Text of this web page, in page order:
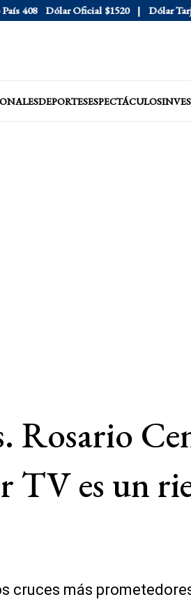
408 Dólar Oficial $1520 Dólar Tarjeta
DEPORTESESPECTÁCULOS
Rosario
es un
cruces más